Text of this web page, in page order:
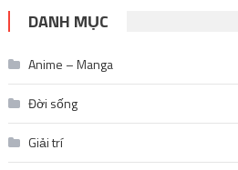
DANH MỤC
Anime – Manga
Đời sống
Giải trí